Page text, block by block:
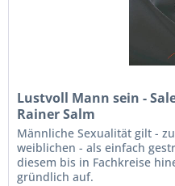
Lustvoll Mann sein -
Rainer Salm
Männliche Sexualität gilt -
weiblichen - als einfach
diesem bis in Fachkreise
gründlich auf.